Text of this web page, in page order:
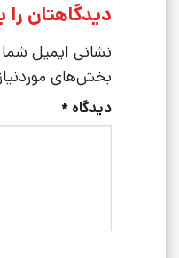
دیدگاهتان را
نشانی ایمیل
بخش‌های
دیدگاه *